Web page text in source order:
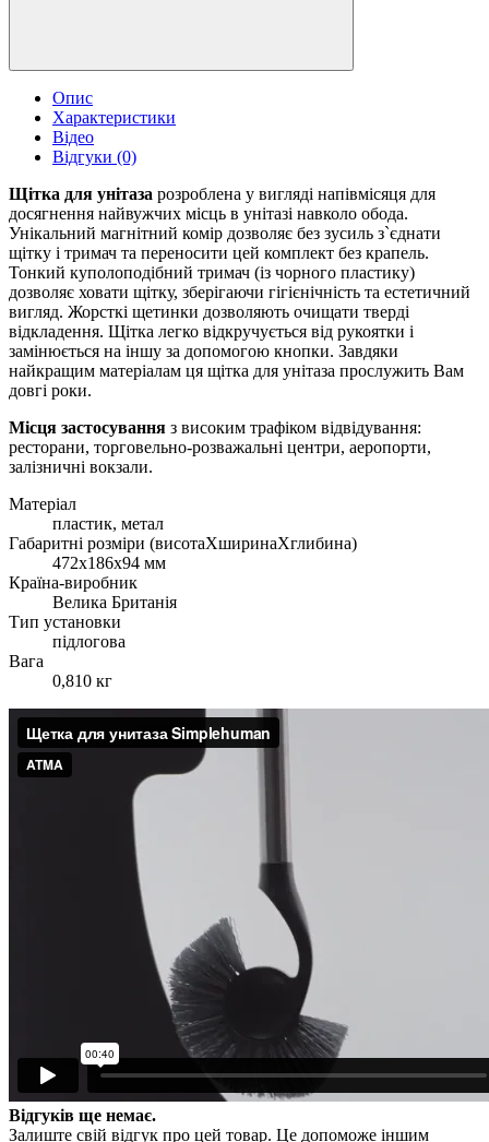
Опис
Характеристики
Відео
Відгуки (0)
Щітка для унітаза розроблена у вигляді напівмісяця для
досягнення найвужчих місць в унітазі навколо обода.
Унікальний магнітний комір дозволяє без зусиль з`єднати
щітку і тримач та переносити цей комплект без крапель.
Тонкий куполоподібний тримач (із чорного пластику)
дозволяє ховати щітку, зберігаючи гігієнічність та естетичний
вигляд. Жорсткі щетинки дозволяють очищати тверді
відкладення. Щітка легко відкручується від рукоятки і
замінюється на іншу за допомогою кнопки. Завдяки
найкращим матеріалам ця щітка для унітаза прослужить Вам
довгі роки.
Місця застосування з високим трафіком відвідування:
ресторани, торговельно-розважальні центри, аеропорти,
залізничні вокзали.
Матеріал
пластик, метал
Габаритні розміри (висотаХширинаХглибина)
472х186х94 мм
Країна-виробник
Велика Британія
Тип установки
підлогова
Вага
0,810 кг
Відгуків ще немає.
Залиште свій відгук про цей товар. Це допоможе іншим